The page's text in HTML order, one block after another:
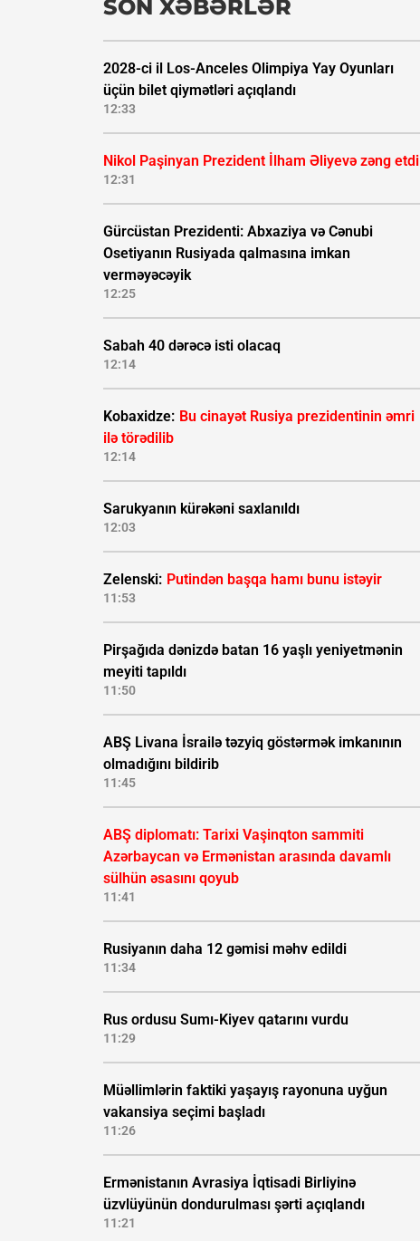
SON XƏBƏRLƏR
2028-ci il Los-Anceles Olimpiya Yay Oyunları
üçün bilet qiymətləri açıqlandı
12:33
Nikol Paşinyan Prezident İlham Əliyevə zəng etdi
12:31
Gürcüstan Prezidenti: Abxaziya və Cənubi
Osetiyanın Rusiyada qalmasına imkan
verməyəcəyik
12:25
Sabah 40 dərəcə isti olacaq
12:14
Kobaxidze: Bu cinayət Rusiya prezidentinin əmri
ilə törədilib
12:14
Sarukyanın kürəkəni saxlanıldı
12:03
Zelenski: Putindən başqa hamı bunu istəyir
11:53
Pirşağıda dənizdə batan 16 yaşlı yeniyetmənin
meyiti tapıldı
11:50
ABŞ Livana İsrailə təzyiq göstərmək imkanının
olmadığını bildirib
11:45
ABŞ diplomatı: Tarixi Vaşinqton sammiti
Azərbaycan və Ermənistan arasında davamlı
sülhün əsasını qoyub
11:41
Rusiyanın daha 12 gəmisi məhv edildi
11:34
Rus ordusu Sumı-Kiyev qatarını vurdu
11:29
Müəllimlərin faktiki yaşayış rayonuna uyğun
vakansiya seçimi başladı
11:26
Ermənistanın Avrasiya İqtisadi Birliyinə
üzvlüyünün dondurulması şərti açıqlandı
11:21